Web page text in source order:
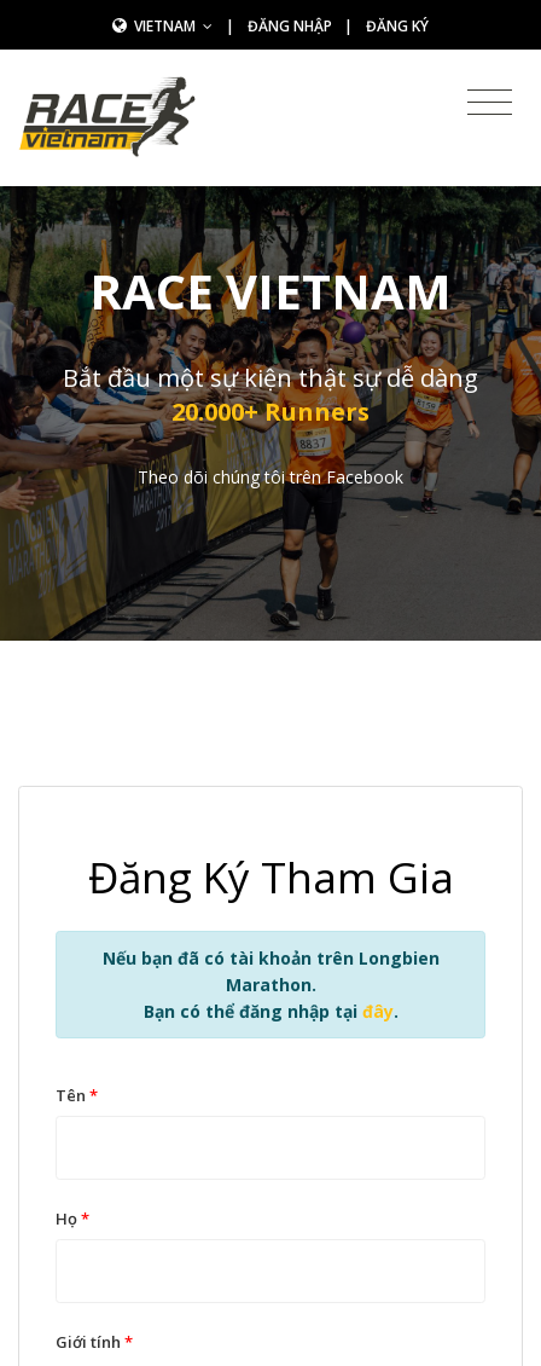
VIETNAM | ĐĂNG NHẬP | ĐĂNG KÝ
RACE VIETNAM
Bắt đầu một sự kiện thật sự dễ dàng
20.000+ Runners
Theo dõi chúng tôi trên Facebook
Đăng Ký Tham Gia
Nếu bạn đã có tài khoản trên Longbien
Marathon.
Bạn có thể đăng nhập tại đây.
Tên *
Họ*
Giới tính *